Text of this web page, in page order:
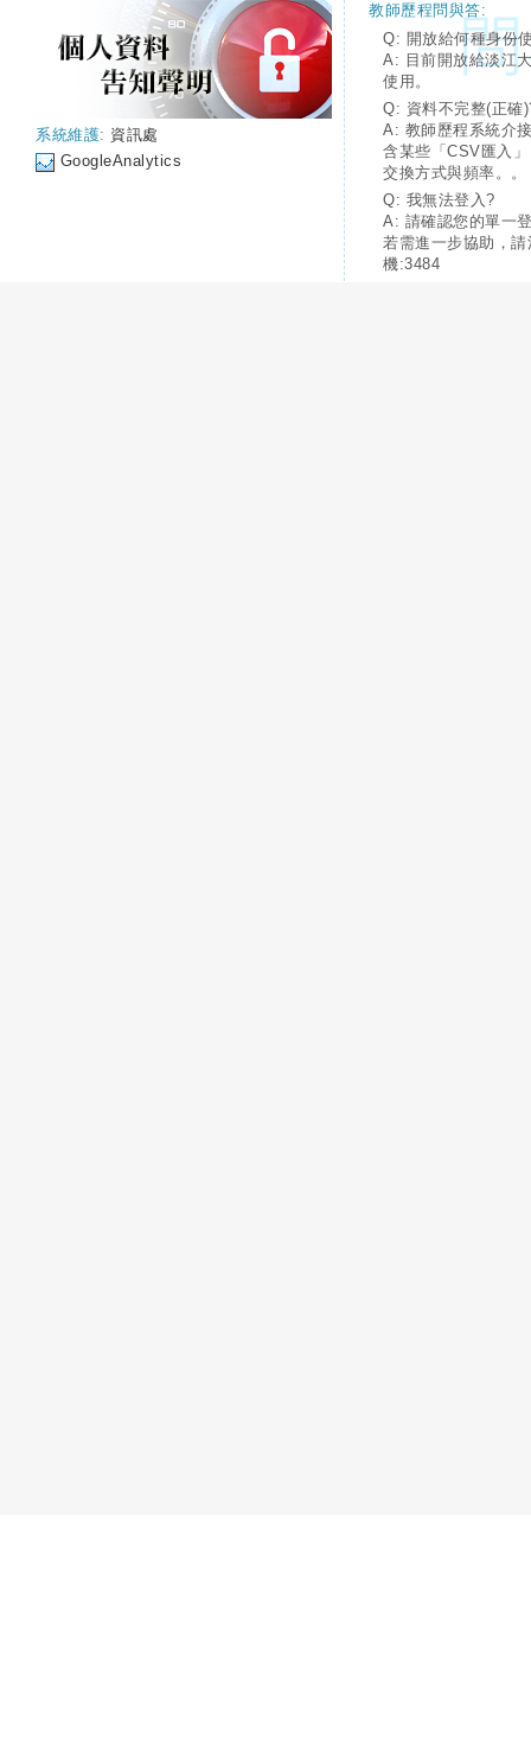
系統維護: 資訊處
GoogleAnalytics
教師歷程問與答:
Q: 開放給何種身份
A: 目前開放給淡江
使用。
Q: 資料不完整(正確
A: 教師歷程系統介
含某些「CSV匯入
交換方式與頻率。。
Q: 我無法登入?
A: 請確認您的單一
若需進一步協助，
機:3484